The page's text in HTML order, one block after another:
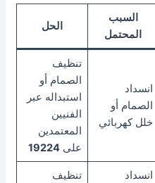
السبب
المحتمل
الحل
انسداد
الصمام أو
خلل كهربائي
تنظيف
الصمام أو
استبداله عبر
الفنيين
المعتمدين
على 19224
انسداد
تنظيف